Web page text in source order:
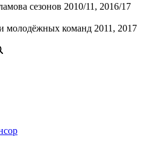
сезонов 2010/11, 2016/17
молодёжных команд 2011, 2017